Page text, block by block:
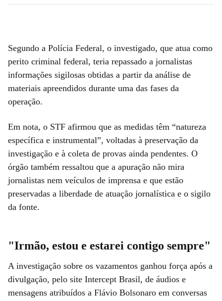
Segundo a Polícia Federal, o investigado, que atua como
perito criminal federal, teria repassado a jornalistas
informações sigilosas obtidas a partir da análise de
materiais apreendidos durante uma das fases da
operação.
Em nota, o STF afirmou que as medidas têm “natureza
específica e instrumental”, voltadas à preservação da
investigação e à coleta de provas ainda pendentes. O
órgão também ressaltou que a apuração não mira
jornalistas nem veículos de imprensa e que estão
preservadas a liberdade de atuação jornalística e o sigilo
da fonte.
"Irmão, estou e estarei contigo sempre"
A investigação sobre os vazamentos ganhou força após a
divulgação, pelo site Intercept Brasil, de áudios e
mensagens atribuídos a Flávio Bolsonaro em conversas